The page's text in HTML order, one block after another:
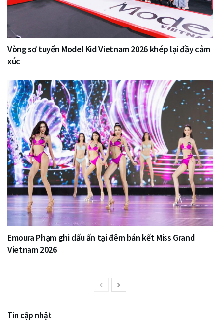
Vòng sơ tuyển Model Kid Vietnam 2026 khép lại đầy cảm
xúc
Emoura Phạm ghi dấu ấn tại đêm bán kết Miss Grand
Vietnam 2026
Tin cập nhật